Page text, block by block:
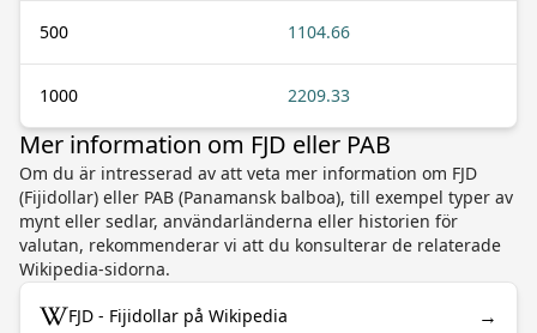
500 1104.66
1000 2209.33
Mer information om FJD eller PAB
Om du är intresserad av att veta mer information om FJD
(Fijidollar) eller PAB (Panamansk balboa), till exempel typer av
mynt eller sedlar, användarländerna eller historien för
valutan, rekommenderar vi att du konsulterar de relaterade
Wikipedia-sidorna.
FJD - Fijidollar på Wikipedia →